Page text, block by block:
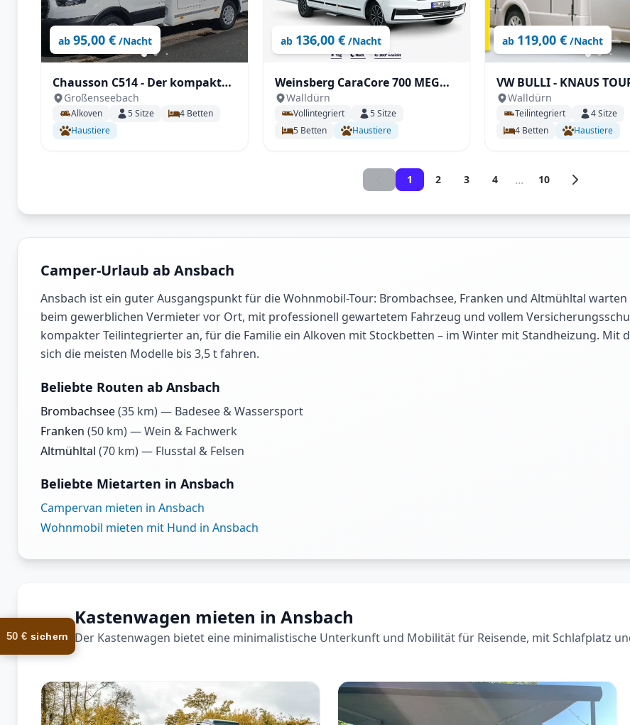
ab 95,00 € /Nacht
Chausson C514 - Der kompakte
Alkoven
Großenseebach
Alkoven 5Sitze 4 Betten
Haustiere
ab 136,00 € /Nacht
Weinsberg CaraCore 700 MEG
Light
Walldürn
Vollintegriert 5 Sitze
5 Betten Haustiere
ab 119,00 € /Nacht
VW BULLI - KNAUS TOURER VAN
500 MQ
Walldürn
Teilintegriert 4Sitze
4 Betten Haustiere
1 2 3 4 ... 10
Camper-Urlaub ab Ansbach
Ansbach ist ein guter Ausgangspunkt für die Wohnmobil-Tour: Brombachsee, Franken und Altmühltal
beim gewerblichen Vermieter vor Ort, mit professionell gewartetem Fahrzeug und vollem
kompakter Teilintegrierter an, für die Familie ein Alkoven mit Stockbetten – im Winter mit Standheizung. Mit
sich die meisten Modelle bis 3,5 t fahren.
Beliebte Routen ab Ansbach
Brombachsee(35 km) — Badesee & Wassersport
Franken (50 km) —Wein & Fachwerk
Altmühltal (70 km) — Flusstal & Felsen
Beliebte Mietarten in Ansbach
Campervan mieten in Ansbach
Wohnmobil mieten mit Hund in Ansbach
Kastenwagen mieten in Ansbach
Der Kastenwagen bietet eine minimalistische Unterkunft und Mobilität für Reisende, mit Schlafplatz
50 € sichern